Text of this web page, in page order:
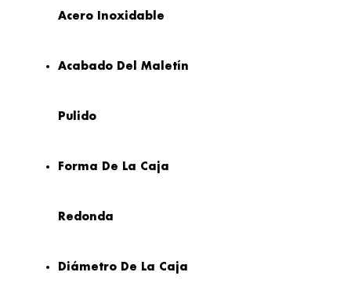
Acero Inoxidable
Acabado Del Maletín
Pulido
Forma De La Caja
Redonda
Diámetro De La Caja